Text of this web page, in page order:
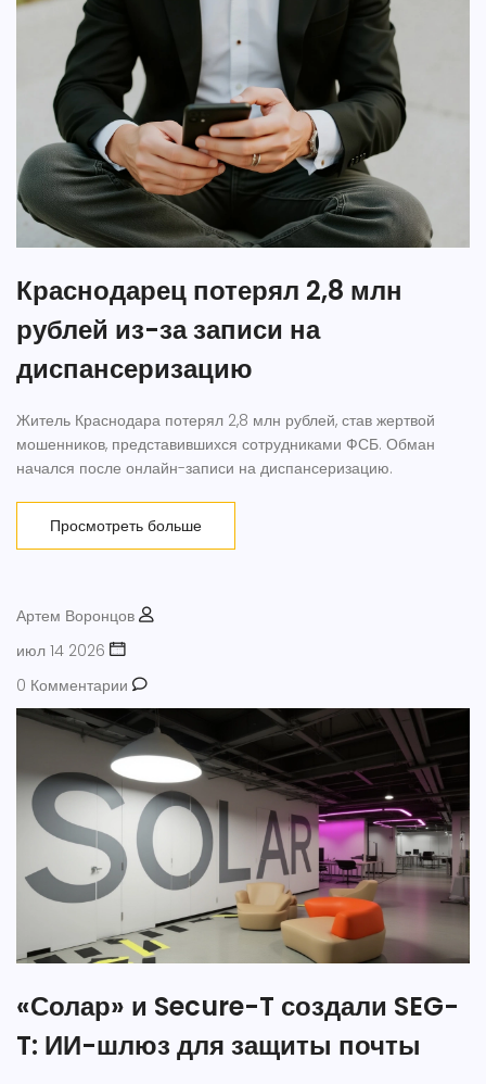
Краснодарец потерял 2,8 млн
рублей из-за записи на
диспансеризацию
Житель Краснодара потерял 2,8 млн рублей, став жертвой
мошенников, представившихся сотрудниками ФСБ. Обман
начался после онлайн-записи на диспансеризацию.
Просмотреть больше
Артем Воронцов
июл 14 2026
0 Комментарии
«Солар» и Secure-T создали SEG-
T: ИИ-шлюз для защиты почты